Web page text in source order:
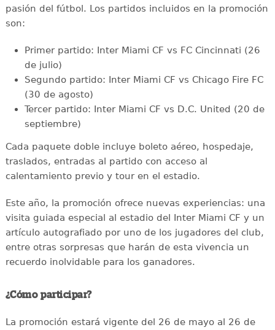
pasión del fútbol. Los partidos incluidos en la promoción
son:
Primer partido: Inter Miami CF vs FC Cincinnati (26
de julio)
Segundo partido: Inter Miami CF vs Chicago Fire FC
(30 de agosto)
Tercer partido: Inter Miami CF vs D.C. United (20 de
septiembre)
Cada paquete doble incluye boleto aéreo, hospedaje,
traslados, entradas al partido con acceso al
calentamiento previo y tour en el estadio.
Este año, la promoción ofrece nuevas experiencias: una
visita guiada especial al estadio del Inter Miami CF y un
artículo autografiado por uno de los jugadores del club,
entre otras sorpresas que harán de esta vivencia un
recuerdo inolvidable para los ganadores.
¿Cómo participar?
La promoción estará vigente del 26 de mayo al 26 de